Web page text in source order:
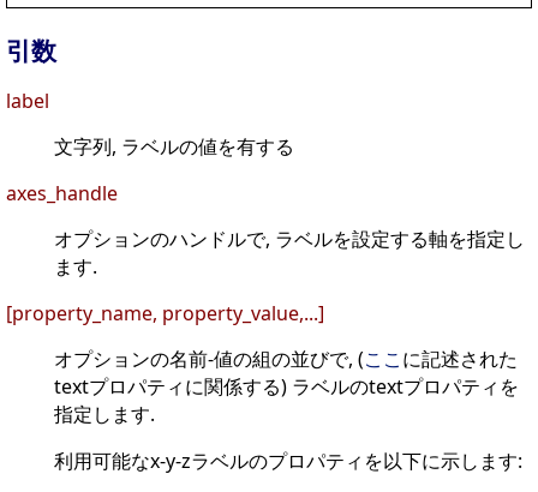
引数
label
文字列, ラベルの値を有する
axes_handle
オプションのハンドルで, ラベルを設定する軸を指定し
ます.
[property_name, property_value,...]
オプションの名前-値の組の並びで, (ここに記述された
textプロパティに関係する) ラベルのtextプロパティを
指定します.
利用可能なx-y-zラベルのプロパティを以下に示します: